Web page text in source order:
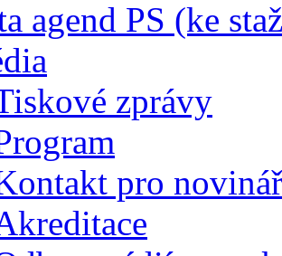
agend PS (ke
zprávy
pro